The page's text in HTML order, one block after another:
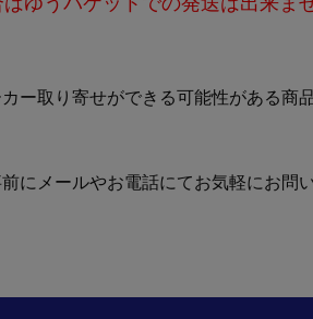
ー取り寄せができる可能性がある商
にメールやお電話にてお気軽にお問